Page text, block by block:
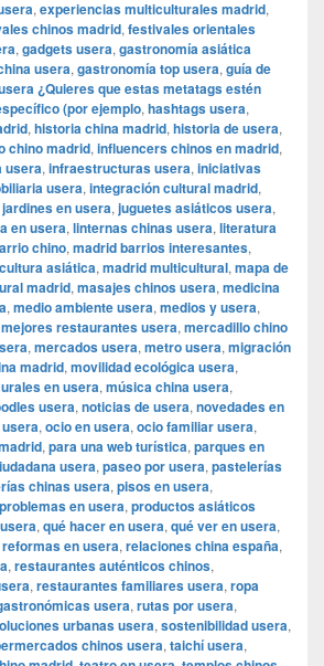
, experiencias multiculturales madrid,
chinos madrid, festivales orientales
, gadgets usera, gastronomía asiática
usera, gastronomía top usera, guía de
¿Quieres que estas metatags estén
(por ejemplo, hashtags usera,
, historia china madrid, historia de usera,
chino madrid, influencers chinos en madrid,
usera, infraestructuras usera, iniciativas
usera, integración cultural madrid,
jardines en usera, juguetes asiáticos usera,
en usera, linternas chinas usera, literatura
chino, madrid barrios interesantes,
asiática, madrid multicultural, mapa de
madrid, masajes chinos usera, medicina
, medio ambiente usera, medios y usera,
mejores restaurantes usera, mercadillo chino
, mercados usera, metro usera, migración
madrid, movilidad ecológica usera,
en usera, música china usera,
usera, noticias de usera, novedades en
, ocio en usera, ocio familiar usera,
, para una web turística, parques en
usera, paseo por usera, pastelerías
chinas usera, pisos en usera,
problemas en usera, productos asiáticos
, qué hacer en usera, qué ver en usera,
reformas en usera, relaciones china españa,
, restaurantes auténticos chinos,
, restaurantes familiares usera, ropa
usera, rutas por usera,
urbanas usera, sostenibilidad usera,
chinos usera, taichí usera,